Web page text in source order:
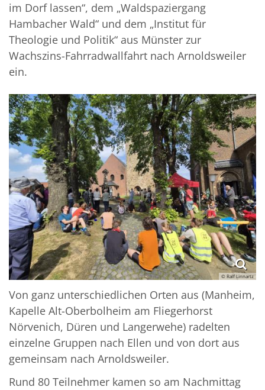
im Dorf lassen“, dem „Waldspaziergang
Hambacher Wald“ und dem „Institut für
Theologie und Politik“ aus Münster zur
Wachszins-Fahrradwallfahrt nach Arnoldsweiler
ein.
© Ralf Linnartz
Von ganz unterschiedlichen Orten aus (Manheim,
Kapelle Alt-Oberbolheim am Fliegerhorst
Nörvenich, Düren und Langerwehe) radelten
einzelne Gruppen nach Ellen und von dort aus
gemeinsam nach Arnoldsweiler.
Rund 80 Teilnehmer kamen so am Nachmittag